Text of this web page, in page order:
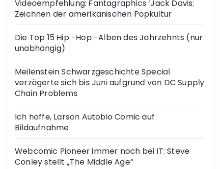
Videoempfehlung: Fantagraphics ‘Jack Davis:
Zeichnen der amerikanischen Popkultur
Die Top 15 Hip -Hop -Alben des Jahrzehnts (nur
unabhängig)
Meilenstein Schwarzgeschichte Special
verzögerte sich bis Juni aufgrund von DC Supply
Chain Problems
Ich hoffe, Larson Autobio Comic auf
Bildaufnahme
Webcomic Pioneer immer noch bei IT: Steve
Conley stellt „The Middle Age“